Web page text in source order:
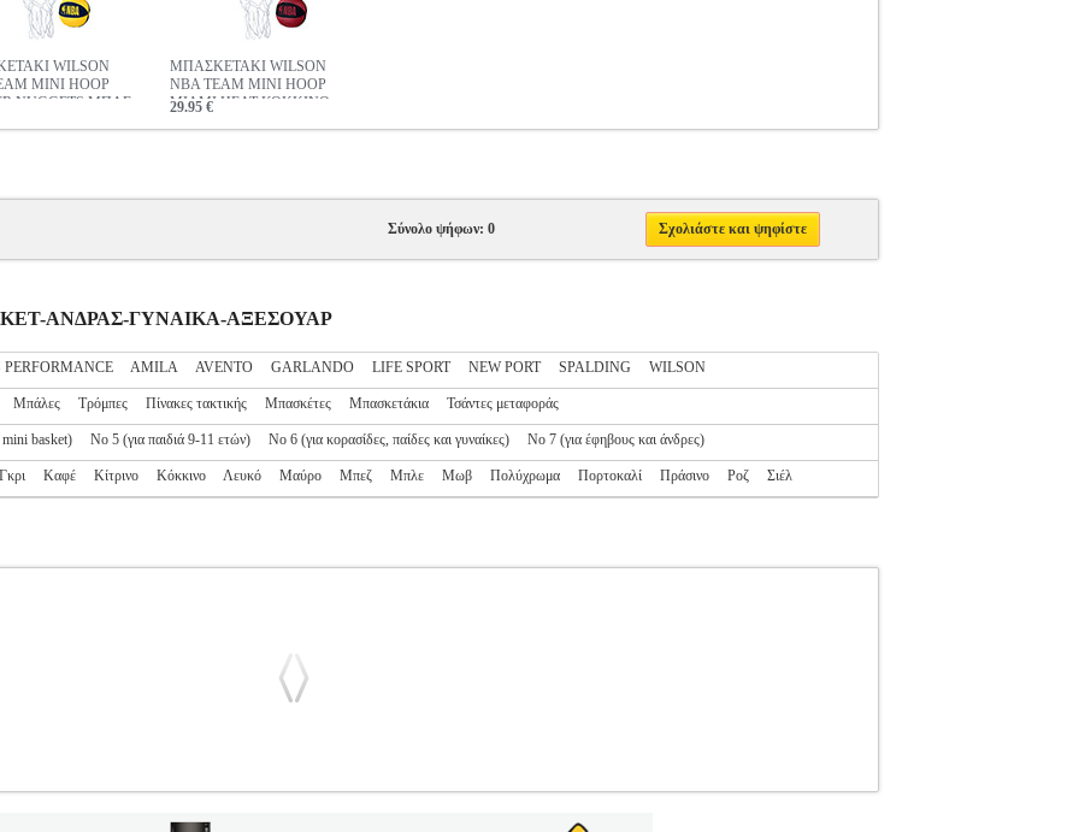
WILSON
MINI HOOP
NUGGETS ΜΠΛΕ
ΜΠΑΣΚΕΤΑΚΙ WILSON
NBA TEAM MINI HOOP
MIAMI HEAT ΚΟΚΚΙΝΟ
29.95 €
Σύνολο ψήφων: 0 Σχολιάστε και ψηφίστε
ΑΝΔΡΑΣ-ΓΥΝΑΙΚΑ-ΑΞΕΣΟΥΑΡ
AMILA AVENTO GARLANDO LIFE SPORT NEW PORT SPALDING WILSON
Μπάλες Τρόμπες Πίνακες τακτικής Μπασκέτες Μπασκετάκια Τσάντες μεταφοράς
basket) Νο 5 (για παιδιά 9-11 ετών) Νο 6 (για κορασίδες, παίδες και γυναίκες) Νο 7 (για έφηβους και άνδρες)
Γκρι Καφέ Κίτρινο Κόκκινο Λευκό Μαύρο Μπεζ Μπλε Μωβ Πολύχρωμα Πορτοκαλί Πράσινο Ροζ Σιέλ
Κατηγορία: ΜΠΑΣΚΕΤ-ΑΝΔΡΑΣ-ΓΥΝΑΙΚΑ-ΑΞΕΣΟΥΑΡ •WILSON στην κατηγορία ΜΠΑΣΚΕΤ-